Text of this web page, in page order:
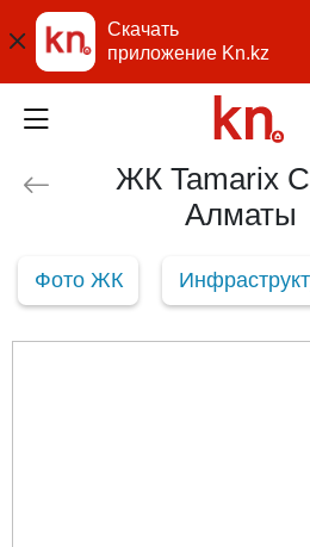
Скачать
приложение Kn.kz
ЖК Tamarix
Алматы
Фото ЖК